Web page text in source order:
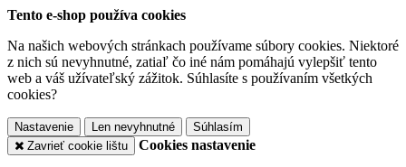
Tento e-shop používa cookies
Na našich webových stránkach používame súbory cookies. Niektoré
z nich sú nevyhnutné, zatiaľ čo iné nám pomáhajú vylepšiť tento
web a váš užívateľský zážitok. Súhlasíte s používaním všetkých
cookies?
Nastavenie Len nevyhnutné
Súhlasím
Zavrieť cookie lištu
Cookies nastavenie